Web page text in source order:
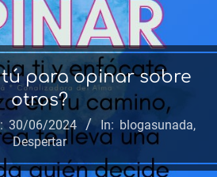
tú para opinar sobre
otros?
30/06/2024 In: blogasunada,
Despertar